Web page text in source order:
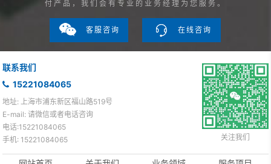
付产品，我们会有专业的业务经理为您服务。
客服咨询 在线咨询
关注我们
联系我们
15221084065
地址: 上海市浦东新区福山路519号
E-mail: 请微信或者电话咨询
电话:15221084065
手机: 15221084065